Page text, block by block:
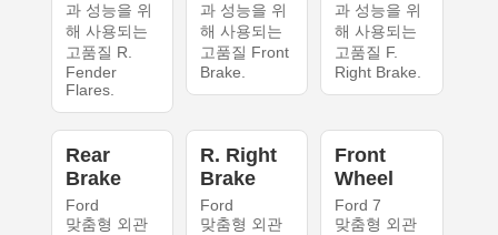
과 성능을 위
해 사용되는
고품질 R.
Fender
Flares.
과 성능을 위
해 사용되는
고품질 Front
Brake.
과 성능을 위
해 사용되는
고품질 F.
Right Brake.
Rear
Brake
Ford
맞춤형 외관
R. Right
Brake
Ford
맞춤형 외관
Front
Wheel
Ford 7
맞춤형 외관